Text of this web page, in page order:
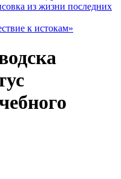
из жизни последних
к истокам»